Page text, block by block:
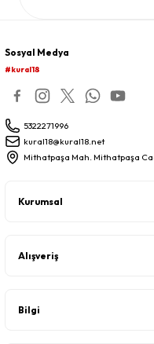
Sosyal Medya
#kural18
5322271996
kural18@kural18.net
Mithatpaşa Mah. Mithatpaşa
Kurumsal
Alışveriş
Bilgi